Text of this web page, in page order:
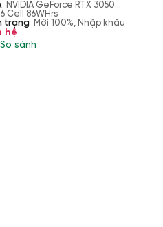
32GB
NVMe, SSD
NVIDIA G-
Display
up to 4.60 GHz Turbo
Max, 20 MB Cache)
NVIDIA GeForce RTX 3050
6 Cell 86WHrs
trạng
Mới 100%, Nhập khẩu
hệ
So sánh